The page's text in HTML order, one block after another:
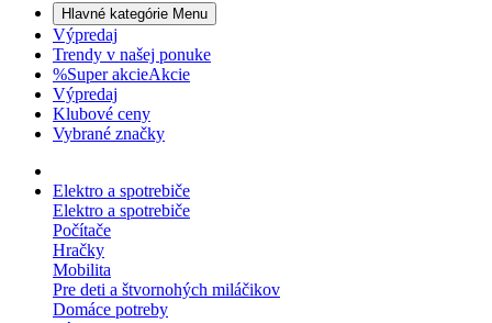
Hlavné kategórie Menu
Výpredaj
Trendy v našej ponuke
%Super akcieAkcie
Výpredaj
Klubové ceny
Vybrané značky
Elektro a spotrebiče
Elektro a spotrebiče
Počítače
Hračky
Mobilita
Pre deti a štvornohých miláčikov
Domáce potreby